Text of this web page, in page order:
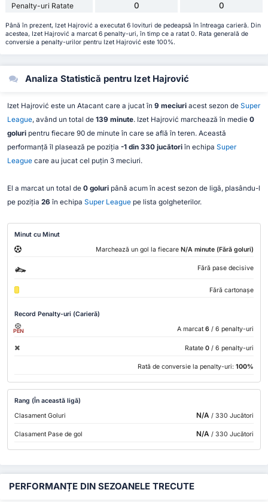
Penalty-uri Ratate 0 0
Până în prezent, Izet Hajrović a executat 6 lovituri de pedeapsă în întreaga carieră. Din
acestea, Izet Hajrović a marcat 6 penalty-uri, în timp ce a ratat 0. Rata generală de
conversie a penalty-urilor pentru Izet Hajrović este 100%.
Analiza Statistică pentru Izet Hajrović
Izet Hajrović este un Atacant care a jucat în 9 meciuriacest sezon de Super
League, având un total de 139 minute. Izet Hajrović marchează în medie 0
goluripentru fiecare 90 de minute în care se află în teren. Această
performanță îl plasează pe poziția -1 din 330 jucătoriîn echipa Super
Leaguecare au jucat cel puțin 3 meciuri.
El a marcat un total de 0 goluripână acum în acest sezon de ligă, plasându-l
pe poziția 26 în echipa Super Leaguepe lista golgheterilor.
Minut cu Minut
Marchează un gol la fiecare N/A minute (Fără goluri)
Fără pase decisive
Fără cartonașe
Record Penalty-uri (Carieră)
PEN A marcat 6 / 6 penalty-uri
Ratate 0 / 6 penalty-uri
Rată de conversie la penalty-uri: 100%
Rang (În această ligă)
Clasament Goluri
N/A / 330 Jucători
Clasament Pase de gol N/A / 330 Jucători
PERFORMANȚE DIN SEZOANELE TRECUTE